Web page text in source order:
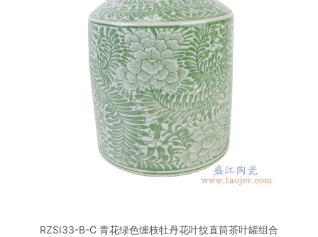
RZSI33-B-C 青花绿色缠枝牡丹花叶纹直筒茶叶罐组合